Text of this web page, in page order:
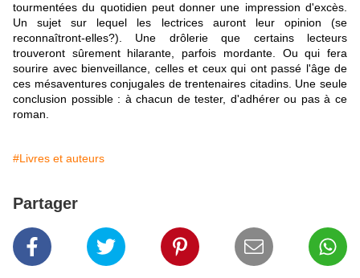
tourmentées du quotidien peut donner une impression d'excès.
Un sujet sur lequel les lectrices auront leur opinion (se
reconnaîtront-elles?). Une drôlerie que certains lecteurs
trouveront sûrement hilarante, parfois mordante. Ou qui fera
sourire avec bienveillance, celles et ceux qui ont passé l'âge de
ces mésaventures conjugales de trentenaires citadins. Une seule
conclusion possible : à chacun de tester, d'adhérer ou pas à ce
roman.
#Livres et auteurs
Partager